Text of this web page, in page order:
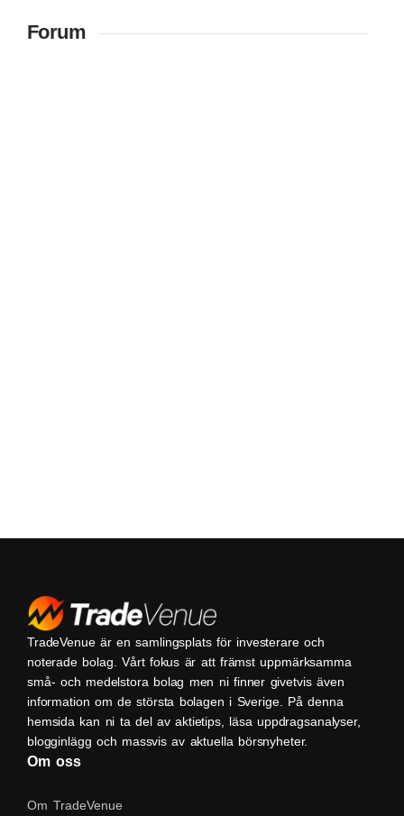
Forum
TradeVenue är en samlingsplats för investerare och
noterade bolag. Vårt fokus är att främst uppmärksamma
små- och medelstora bolag men ni finner givetvis även
information om de största bolagen i Sverige. På denna
hemsida kan ni ta del av aktietips, läsa uppdragsanalyser,
blogginlägg och massvis av aktuella börsnyheter.
Om oss
Om TradeVenue